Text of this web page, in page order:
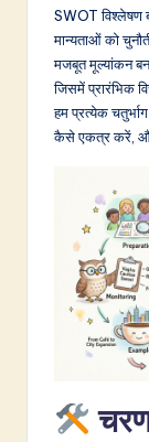
L
a
SWOT विश्लेषण
मान्यताओं को
मजबूत मूल्यांकन
जिसमें प्रारंभिक
हम प्रत्येक
कैसे एकत्र करें, और